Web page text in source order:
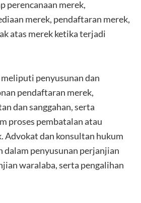
perencanaan merek,
merek, pendaftaran merek,
atas merek ketika terjadi
penyusunan dan
pendaftaran merek,
dan sanggahan, serta
proses pembatalan atau
Advokat dan konsultan hukum
dalam penyusunan perjanjian
waralaba, serta pengalihan